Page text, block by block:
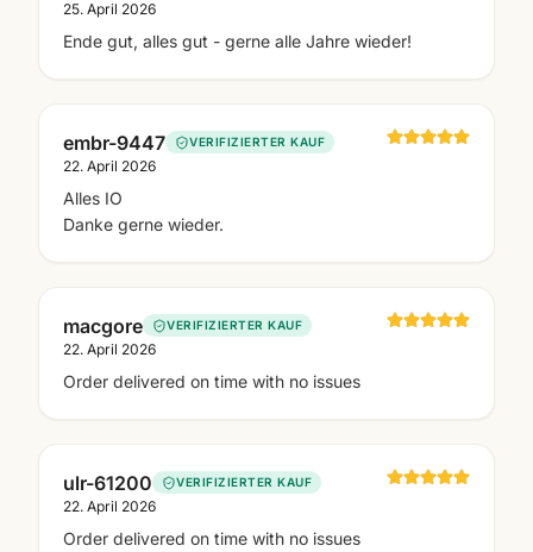
25. April 2026
Ende gut, alles gut - gerne alle Jahre wieder!
embr-9447 VERIFIZIERTER KAUF
22. April 2026
Alles IO
Danke gerne wieder.
macgore VERIFIZIERTER KAUF
22. April 2026
Order delivered on time with no issues
ulr-61200 VERIFIZIERTER KAUF
22. April 2026
Order delivered on time with no issues